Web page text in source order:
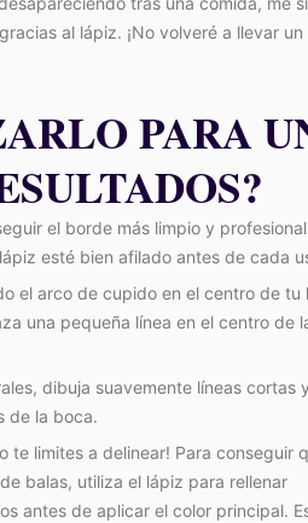
al lápiz. ¡No volveré a llevar un
PARA
el borde más limpio y
esté bien afilado antes de cada
el arco de cupido en el centro de tu
una pequeña línea en el centro de
dibuja suavemente líneas cortas
de la boca.
te limites a delinear! Para conseguir
balas, utiliza el lápiz para rellenar
antes de aplicar el color principal.